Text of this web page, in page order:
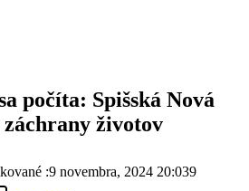
počíta: Spišská Nová
záchrany životov
:9 novembra, 2024 20:039